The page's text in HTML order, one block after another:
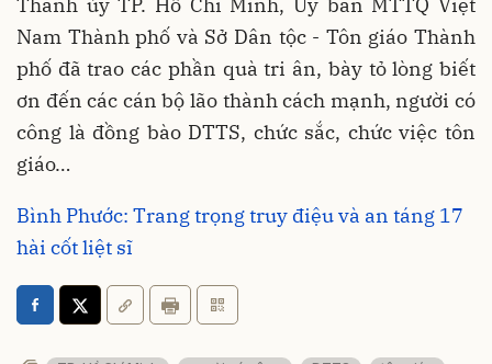
Nam Thành phố và Sở Dân tộc - Tôn giáo Thành
phố đã trao các phần quà tri ân, bày tỏ lòng biết
ơn đến các cán bộ lão thành cách mạnh, người có
công là đồng bào DTTS, chức sắc, chức việc tôn
giáo…
Bình Phước: Trang trọng truy điệu và an táng 17
hài cốt liệt sĩ